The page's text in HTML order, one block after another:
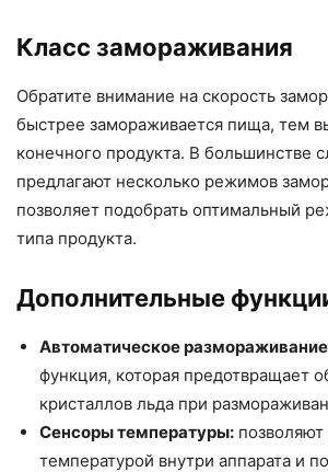
Класс замораживания
Обратите внимание на скорость
быстрее замораживается пища, тем
конечного продукта. В большинстве
предлагают несколько режимов
позволяет подобрать оптимальный
типа продукта.
Дополнительные
Автоматическое
функция, которая предотвращает
кристаллов льда при
Сенсоры температуры: позволяют
температурой внутри аппарата и